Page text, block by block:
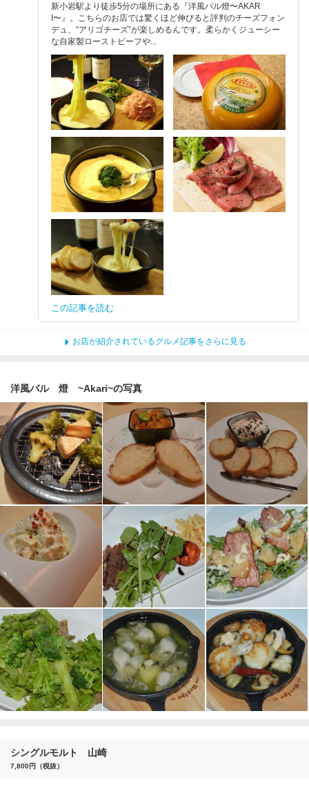
新小岩駅より徒歩5分の場所にある『洋風バル燈〜AKAR
I〜』。こちらのお店では驚くほど伸びると評判のチーズフォン
デュ、“アリゴチーズ”が楽しめるんです。柔らかくジューシー
な自家製ローストビーフや...
この記事を読む
お店が紹介されているグルメ記事をさらに見る
洋風バル 燈 ~Akari~の写真
シングルモルト 山崎
7,800円（税抜）